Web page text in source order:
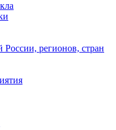
регионов, стран